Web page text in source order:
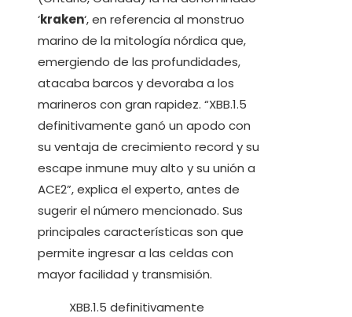
‘kraken‘, en referencia al monstruo
marino de la mitología nórdica que,
emergiendo de las profundidades,
atacaba barcos y devoraba a los
marineros con gran rapidez. “XBB.1.5
definitivamente ganó un apodo con
su ventaja de crecimiento record y su
escape inmune muy alto y su unión a
ACE2”, explica el experto, antes de
sugerir el número mencionado. Sus
principales características son que
permite ingresar a las celdas con
mayor facilidad y transmisión.
XBB.1.5 definitivamente